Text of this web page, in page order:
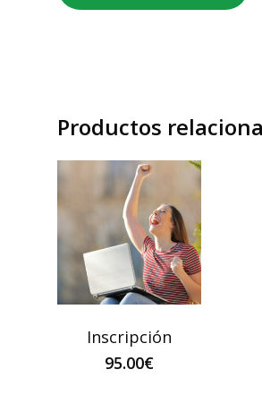
Productos
Inscripción
95.00€